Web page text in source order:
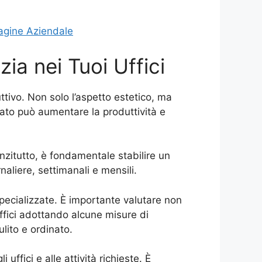
Aziendale
nei Tuoi Uffici
Non solo l’aspetto estetico, ma
può aumentare la produttività e
è fondamentale stabilire un
settimanali e mensili.
È importante valutare non
adottando alcune misure di
e ordinato.
uffici e alle attività richieste. È